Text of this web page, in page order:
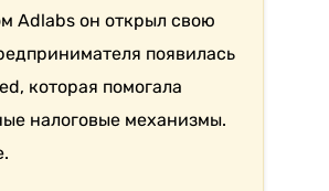
Adlabs он открыл свою
появилась
которая помогала
налоговые механизмы.